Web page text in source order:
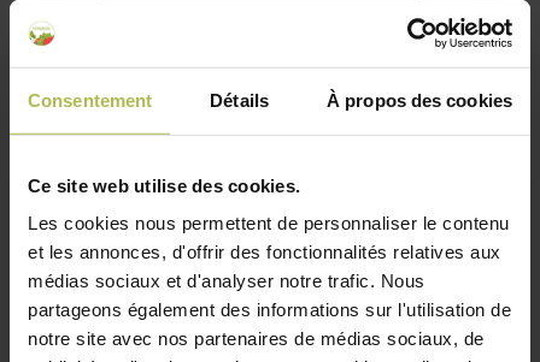
Consentement Détails À propos des cookies
Ce site web utilise des cookies.
Les cookies nous permettent de personnaliser le contenu
et les annonces, d'offrir des fonctionnalités relatives aux
médias sociaux et d'analyser notre trafic. Nous
partageons également des informations sur l'utilisation de
notre site avec nos partenaires de médias sociaux, de
La magie de la saison des fêtes
: Ouvrez le jour 23 !